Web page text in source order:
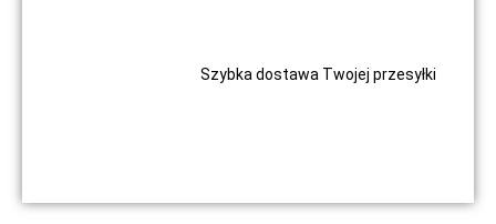
Szybka dostawa Twojej przesyłki